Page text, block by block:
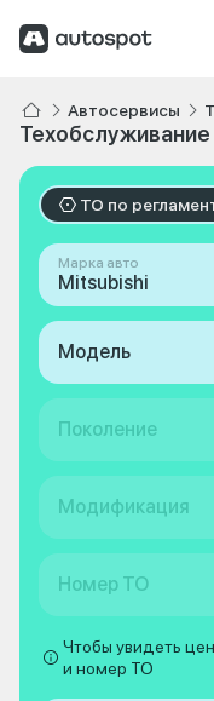
Автосервисы
ТО по
Марка авто
Mitsubishi
Модель
Поколение
Модификация
Номер ТО
Чтобы увидеть
и номер ТО